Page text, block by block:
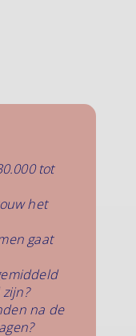
tot
het
gaat
zijn?
na de